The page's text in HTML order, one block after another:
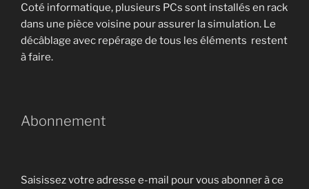
Coté informatique, plusieurs PCs sont installés en rack
dans une pièce voisine pour assurer la simulation. Le
décâblage avec repérage de tous les éléments restent
à faire.
Abonnement
Saisissez votre adresse e-mail pour vous abonner à ce